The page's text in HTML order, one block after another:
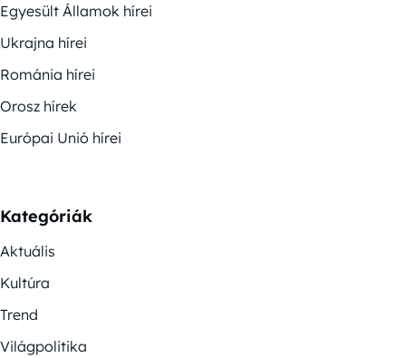
Egyesült Államok hírei
Ukrajna hírei
Románia hírei
Orosz hírek
Európai Unió hírei
Kategóriák
Aktuális
Kultúra
Trend
Világpolitika